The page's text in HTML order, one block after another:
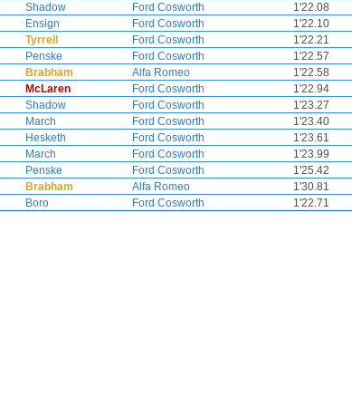
Shadow Ford Cosworth
1'22.08
Ensign Ford Cosworth
1'22.10
Tyrrell Ford Cosworth
1'22.21
Penske Ford Cosworth
1'22.57
Brabham Alfa Romeo
1'22.58
McLaren Ford Cosworth
1'22.94
Shadow Ford Cosworth
1'23.27
March Ford Cosworth
1'23.40
Hesketh Ford Cosworth
1'23.61
March Ford Cosworth
1'23.99
Penske Ford Cosworth
1'25.42
Brabham Alfa Romeo
1'30.81
Boro Ford Cosworth 1'22.71